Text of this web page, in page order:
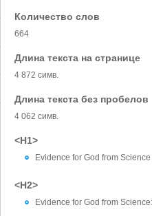
Количество слов
664
Длина текста на странице
4 872 симв.
Длина текста без пробелов
4 062 симв.
<H1>
Evidence for God from
<H2>
Evidence for God from